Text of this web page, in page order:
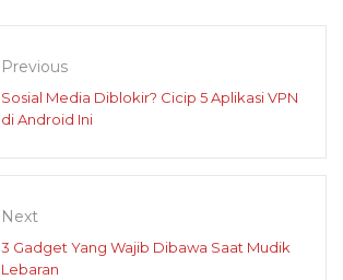
Previous
Sosial Media Diblokir? Cicip 5 Aplikasi VPN
di Android Ini
Next
3 Gadget Yang Wajib Dibawa Saat Mudik
Lebaran